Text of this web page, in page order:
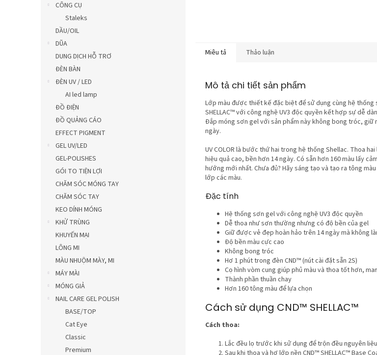
CÔNG CỤ
Staleks
DẦU/OIL
DŨA
DUNG DỊCH HỖ TRƠ
ĐÈN BÀN
ĐÈN UV / LED
AI led lamp
ĐỒ ĐIỆN
ĐỒ QUẢNG CÁO
EFFECT PIGMENT
GEL UV/LED
GEL-POLISHES
GÓI TO TIỆN LỢI
CHĂM SÓC MÓNG TAY
CHĂM SÓC TAY
KEO DÍNH MÓNG
KHỬ TRÙNG
KHUYẾN MẠI
LÔNG MI
MÀU NHUỘM MÀY, MI
MÁY MÀI
MÓNG GIẢ
NAIL CARE GEL POLISH
BASE/TOP
Cat Eye
Classic
Premium
Miêu tả Thảo luận
Mô tả chi tiết sản phẩm
Lớp màu được thiết kế đặc biệt để sử dụng cùng hệ thống
SHELLAC™ với công nghệ UV3 độc quyền kết hợp sự dễ
Đắp móng sơn gel với sản phẩm này không bong tróc, giữ
ngày.
UV COLOR là bước thứ hai trong hệ thống Shellac. Thoa
hiệu quả cao, bền hơn 14 ngày. Có sẵn hơn 160 màu lấy
hướng mới nhất. Chưa đủ? Hãy sáng tạo và tạo ra tông
lớp các màu.
Đặc tính
Hệ thống sơn gel với công nghệ UV3 độc quyền
Dễ thoa như sơn thường nhưng có độ bền của gel
Giữ được vẻ đẹp hoàn hảo trên 14 ngày mà không
Độ bền màu cực cao
Không bong tróc
Hơ 1 phút trong đèn CND™ (nút cài đặt sẵn 2S)
Cọ hình vòm cung giúp phủ màu và thoa tốt hơn,
Thành phần thuần chay
Hơn 160 tông màu để lựa chọn
Cách sử dụng CND™ SHELLAC™
Cách thoa:
Lắc đều lọ trước khi sử dụng để trộn đều nguyên